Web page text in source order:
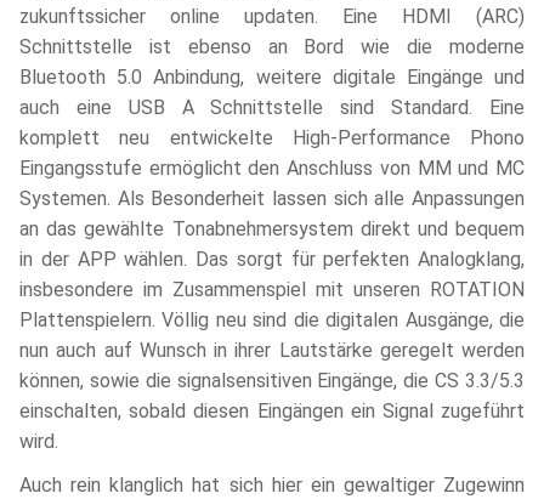
zukunftssicher online updaten. Eine HDMI (ARC)
Schnittstelle ist ebenso an Bord wie die moderne
Bluetooth 5.0 Anbindung, weitere digitale Eingänge und
auch eine USB A Schnittstelle sind Standard. Eine
komplett neu entwickelte High-Performance Phono
Eingangsstufe ermöglicht den Anschluss von MM und MC
Systemen. Als Besonderheit lassen sich alle Anpassungen
an das gewählte Tonabnehmersystem direkt und bequem
in der APP wählen. Das sorgt für perfekten Analogklang,
insbesondere im Zusammenspiel mit unseren ROTATION
Plattenspielern. Völlig neu sind die digitalen Ausgänge, die
nun auch auf Wunsch in ihrer Lautstärke geregelt werden
können, sowie die signalsensitiven Eingänge, die CS 3.3/5.3
einschalten, sobald diesen Eingängen ein Signal zugeführt
wird.
Auch rein klanglich hat sich hier ein gewaltiger Zugewinn